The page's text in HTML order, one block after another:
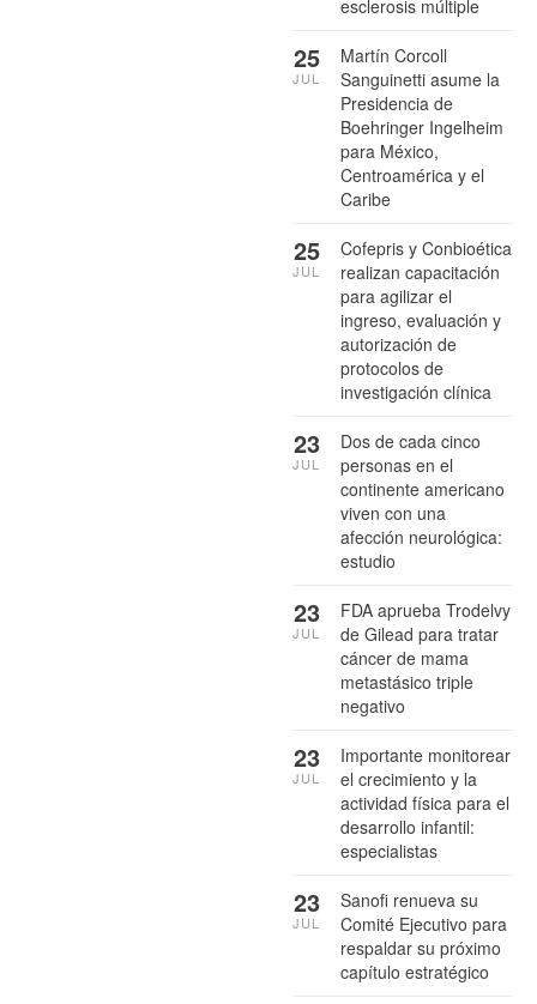
esclerosis múltiple
Martín Corcoll
Sanguinetti asume la
Presidencia de
Boehringer Ingelheim
para México,
Centroamérica y el
Caribe
25
JUL
Cofepris y Conbioética
realizan capacitación
para agilizar el
ingreso, evaluación y
autorización de
protocolos de
investigación clínica
25
JUL
Dos de cada cinco
personas en el
continente americano
viven con una
afección neurológica:
estudio
23
JUL
FDA aprueba Trodelvy
de Gilead para tratar
cáncer de mama
metastásico triple
negativo
23
JUL
Importante monitorear
el crecimiento y la
actividad física para el
desarrollo infantil:
especialistas
23
JUL
Sanofi renueva su
Comité Ejecutivo para
respaldar su próximo
capítulo estratégico
23
JUL